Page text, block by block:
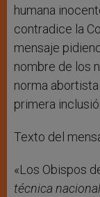
humana
contradice la
mensaje
nombre de los
norma
primera
Texto del
«Los Obispos
técnica